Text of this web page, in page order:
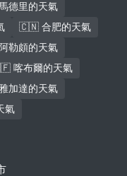
德里的天氣
🇨🇳 合肥的天氣
勒頗的天氣
喀布爾的天氣
加達的天氣
氣